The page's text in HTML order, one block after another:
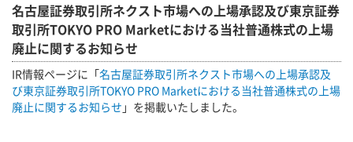
名古屋証券取引所ネクスト市場への上場承認及び東京証券
取引所TOKYO PRO Marketにおける当社普通株式の上場
廃止に関するお知らせ
IR情報ページに「名古屋証券取引所ネクスト市場への上場承認及
び東京証券取引所TOKYO PRO Marketにおける当社普通株式の上場
廃止に関するお知らせ 」を掲載いたしました。